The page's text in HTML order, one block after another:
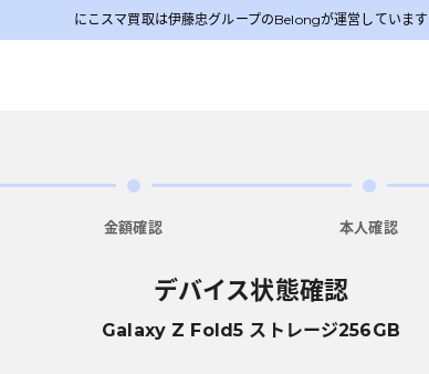
にこスマ買取は伊藤忠グループのBelongが運営しています
金額確認 本人確認
デバイス状態確認
Galaxy Z Fold5 ストレージ256GB